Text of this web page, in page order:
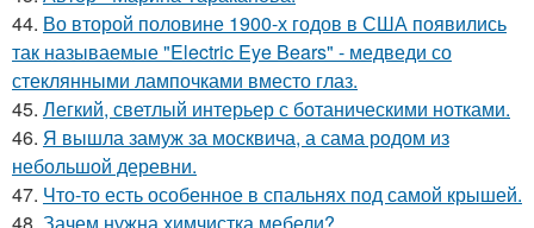
44. Во второй половине 1900-х годов в США появились
так называемые "Electric Eye Bears" - медведи со
стеклянными лампочками вместо глаз.
45. Легкий, светлый интерьер с ботаническими нотками.
46. Я вышла замуж за москвича, а сама родом из
небольшой деревни.
47. Что-то есть особенное в спальнях под самой крышей.